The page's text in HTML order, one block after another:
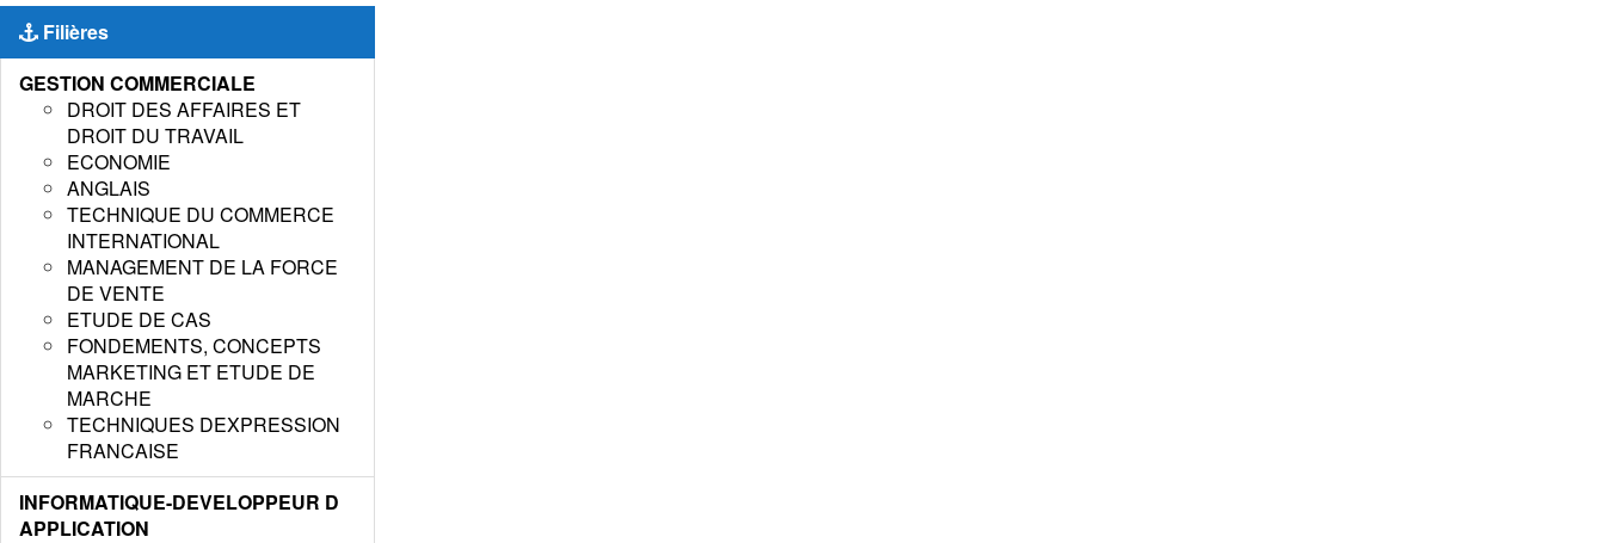
Filières
GESTION COMMERCIALE
DROIT DES AFFAIRES ET
DROIT DU TRAVAIL
ECONOMIE
ANGLAIS
TECHNIQUE DU COMMERCE
INTERNATIONAL
MANAGEMENT DE LA FORCE
DE VENTE
ETUDE DE CAS
FONDEMENTS, CONCEPTS
MARKETING ET ETUDE DE
MARCHE
TECHNIQUES DEXPRESSION
FRANCAISE
INFORMATIQUE-DEVELOPPEUR D
APPLICATION